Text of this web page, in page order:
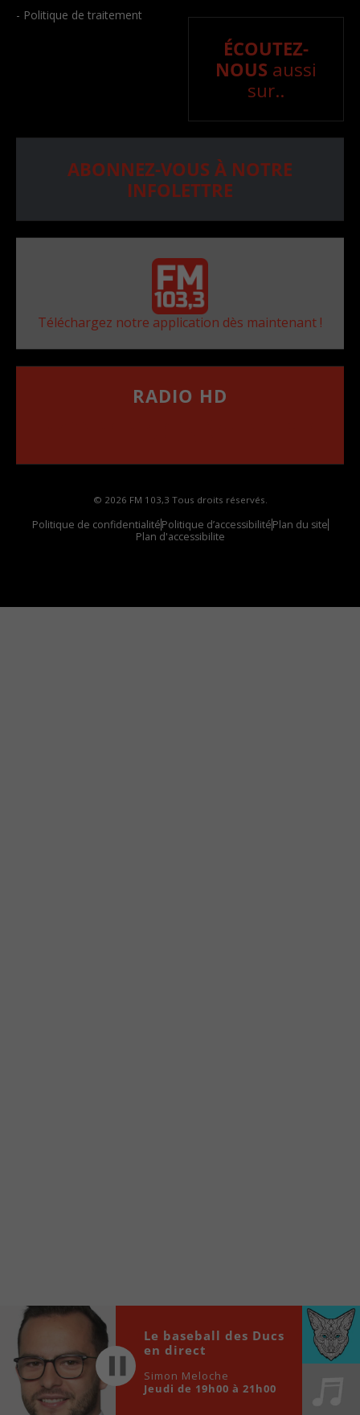
- Politique de traitement
ÉCOUTEZ-
NOUS aussi
sur..
ABONNEZ-VOUS À NOTRE
INFOLETTRE
Téléchargez notre application dès maintenant !
RADIO HD
© 2026 FM 103,3 Tous droits réservés.
Politique de confidentialitéPolitique d’accessibilitéPlan du site
Plan d'accessibilite
Audio
00:00
Le baseball des Ducs
en direct
Simon Meloche
Jeudi de 19h00 à 21h00